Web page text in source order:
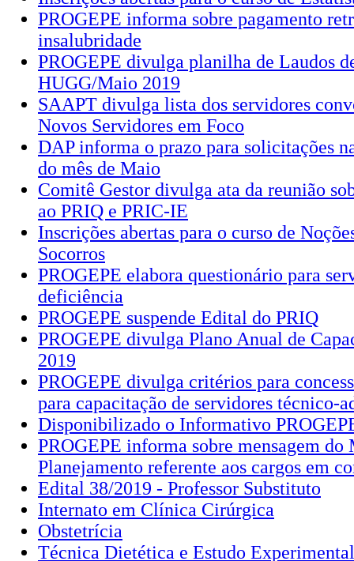
PROGEPE informa sobre pagamento
insalubridade
PROGEPE divulga planilha de Laudos
HUGG/Maio 2019
SAAPT divulga lista dos servidores
Novos Servidores em Foco
DAP informa o prazo para solicitações
do mês de Maio
Comitê Gestor divulga ata da reunião
ao PRIQ e PRIC-IE
Inscrições abertas para o curso de
Socorros
PROGEPE elabora questionário para
deficiência
PROGEPE suspende Edital do PRIQ
PROGEPE divulga Plano Anual de
2019
PROGEPE divulga critérios para
para capacitação de servidores técnico-
Disponibilizado o Informativo
PROGEPE informa sobre mensagem
Planejamento referente aos cargos em
Edital 38/2019 - Professor Substituto
Internato em Clínica Cirúrgica
Obstetrícia
Técnica Dietética e Estudo